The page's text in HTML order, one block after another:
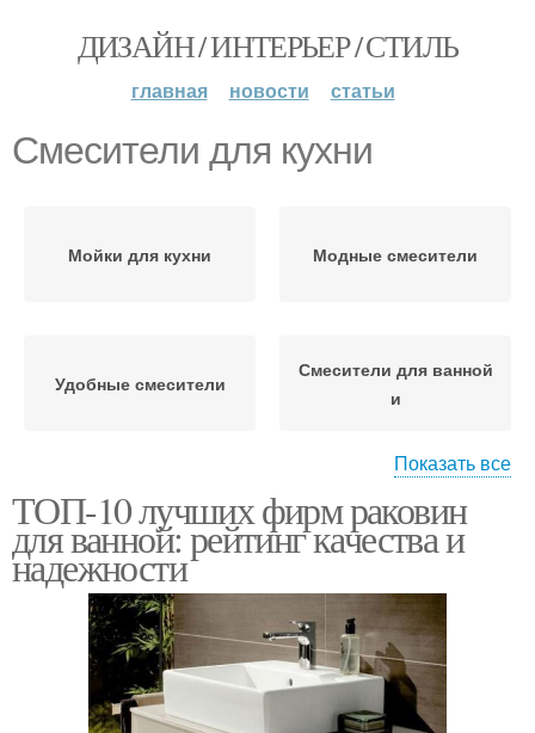
ДИЗАЙН / ИНТЕРЬЕР / СТИЛЬ
главная новости статьи
Смесители для кухни
Мойки для кухни Модные смесители
Удобные смесители
Смесители для ванной
и
Уход за смесителями
или
Недорогие смесители
Разница между
смесителями
Показать все
ТОП-10 лучших фирм раковин
для ванной: рейтинг качества и
надежности